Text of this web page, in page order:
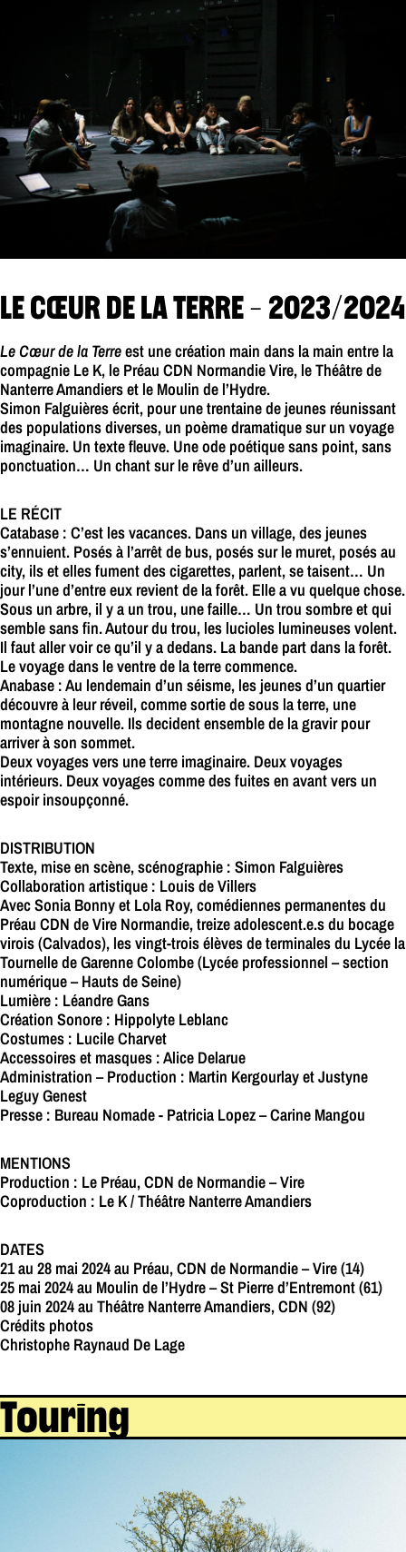
LE CŒUR DE LA TERRE - 2023/2024
Le Cœur de la Terreest une création main dans la main entre la
compagnie Le K, le Préau CDN Normandie Vire, le Théâtre de
Nanterre Amandiers et le Moulin de l’Hydre.
Simon Falguières écrit, pour une trentaine de jeunes réunissant
des populations diverses, un poème dramatique sur un voyage
imaginaire. Un texte fleuve. Une ode poétique sans point, sans
ponctuation… Un chant sur le rêve d’un ailleurs.
LE RÉCIT
Catabase : C’est les vacances. Dans un village, des jeunes
s’ennuient. Posés à l’arrêt de bus, posés sur le muret, posés au
city, ils et elles fument des cigarettes, parlent, se taisent… Un
jour l’une d’entre eux revient de la forêt. Elle a vu quelque chose.
Sous un arbre, il y a un trou, une faille… Un trou sombre et qui
semble sans fin. Autour du trou, les lucioles lumineuses volent.
Il faut aller voir ce qu’il y a dedans. La bande part dans la forêt.
Le voyage dans le ventre de la terre commence.
Anabase : Au lendemain d’un séisme, les jeunes d’un quartier
découvre à leur réveil, comme sortie de sous la terre, une
montagne nouvelle. Ils decident ensemble de la gravir pour
arriver à son sommet.
Deux voyages vers une terre imaginaire. Deux voyages
intérieurs. Deux voyages comme des fuites en avant vers un
espoir insoupçonné.
DISTRIBUTION
Texte, mise en scène, scénographie : Simon Falguières
Collaboration artistique : Louis de Villers
Avec Sonia Bonny et Lola Roy, comédiennes permanentes du
Préau CDN de Vire Normandie, treize adolescent.e.s du bocage
virois (Calvados), les vingt-trois élèves de terminales du Lycée la
Tournelle de Garenne Colombe (Lycée professionnel – section
numérique – Hauts de Seine)
Lumière : Léandre Gans
Création Sonore : Hippolyte Leblanc
Costumes : Lucile Charvet
Accessoires et masques : Alice Delarue
Administration – Production : Martin Kergourlay et Justyne
Leguy Genest
Presse : Bureau Nomade - Patricia Lopez – Carine Mangou
MENTIONS
Production : Le Préau, CDN de Normandie – Vire
Coproduction : Le K / Théâtre Nanterre Amandiers
DATES
21 au 28 mai 2024 au Préau, CDN de Normandie – Vire (14)
25 mai 2024 au Moulin de l’Hydre – St Pierre d’Entremont (61)
08 juin 2024 au Théâtre Nanterre Amandiers, CDN (92)
Crédits photos
Christophe Raynaud De Lage
Touring